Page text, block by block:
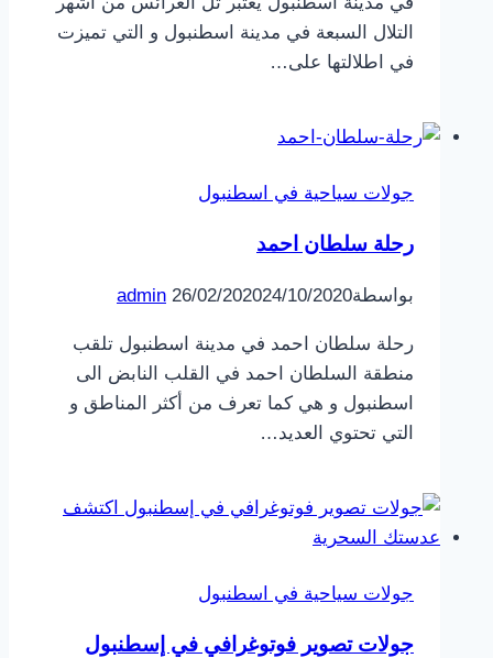
التلال السبعة في مدينة اسطنبول و التي تميزت
في اطلالتها على…
جولات سياحية في اسطنبول
رحلة سلطان احمد
بواسطة admin 26/02/202024/10/2020
رحلة سلطان احمد في مدينة اسطنبول تلقب
منطقة السلطان احمد في القلب النابض الى
اسطنبول و هي كما تعرف من أكثر المناطق و
التي تحتوي العديد…
جولات سياحية في اسطنبول
جولات تصوير فوتوغرافي في إسطنبول